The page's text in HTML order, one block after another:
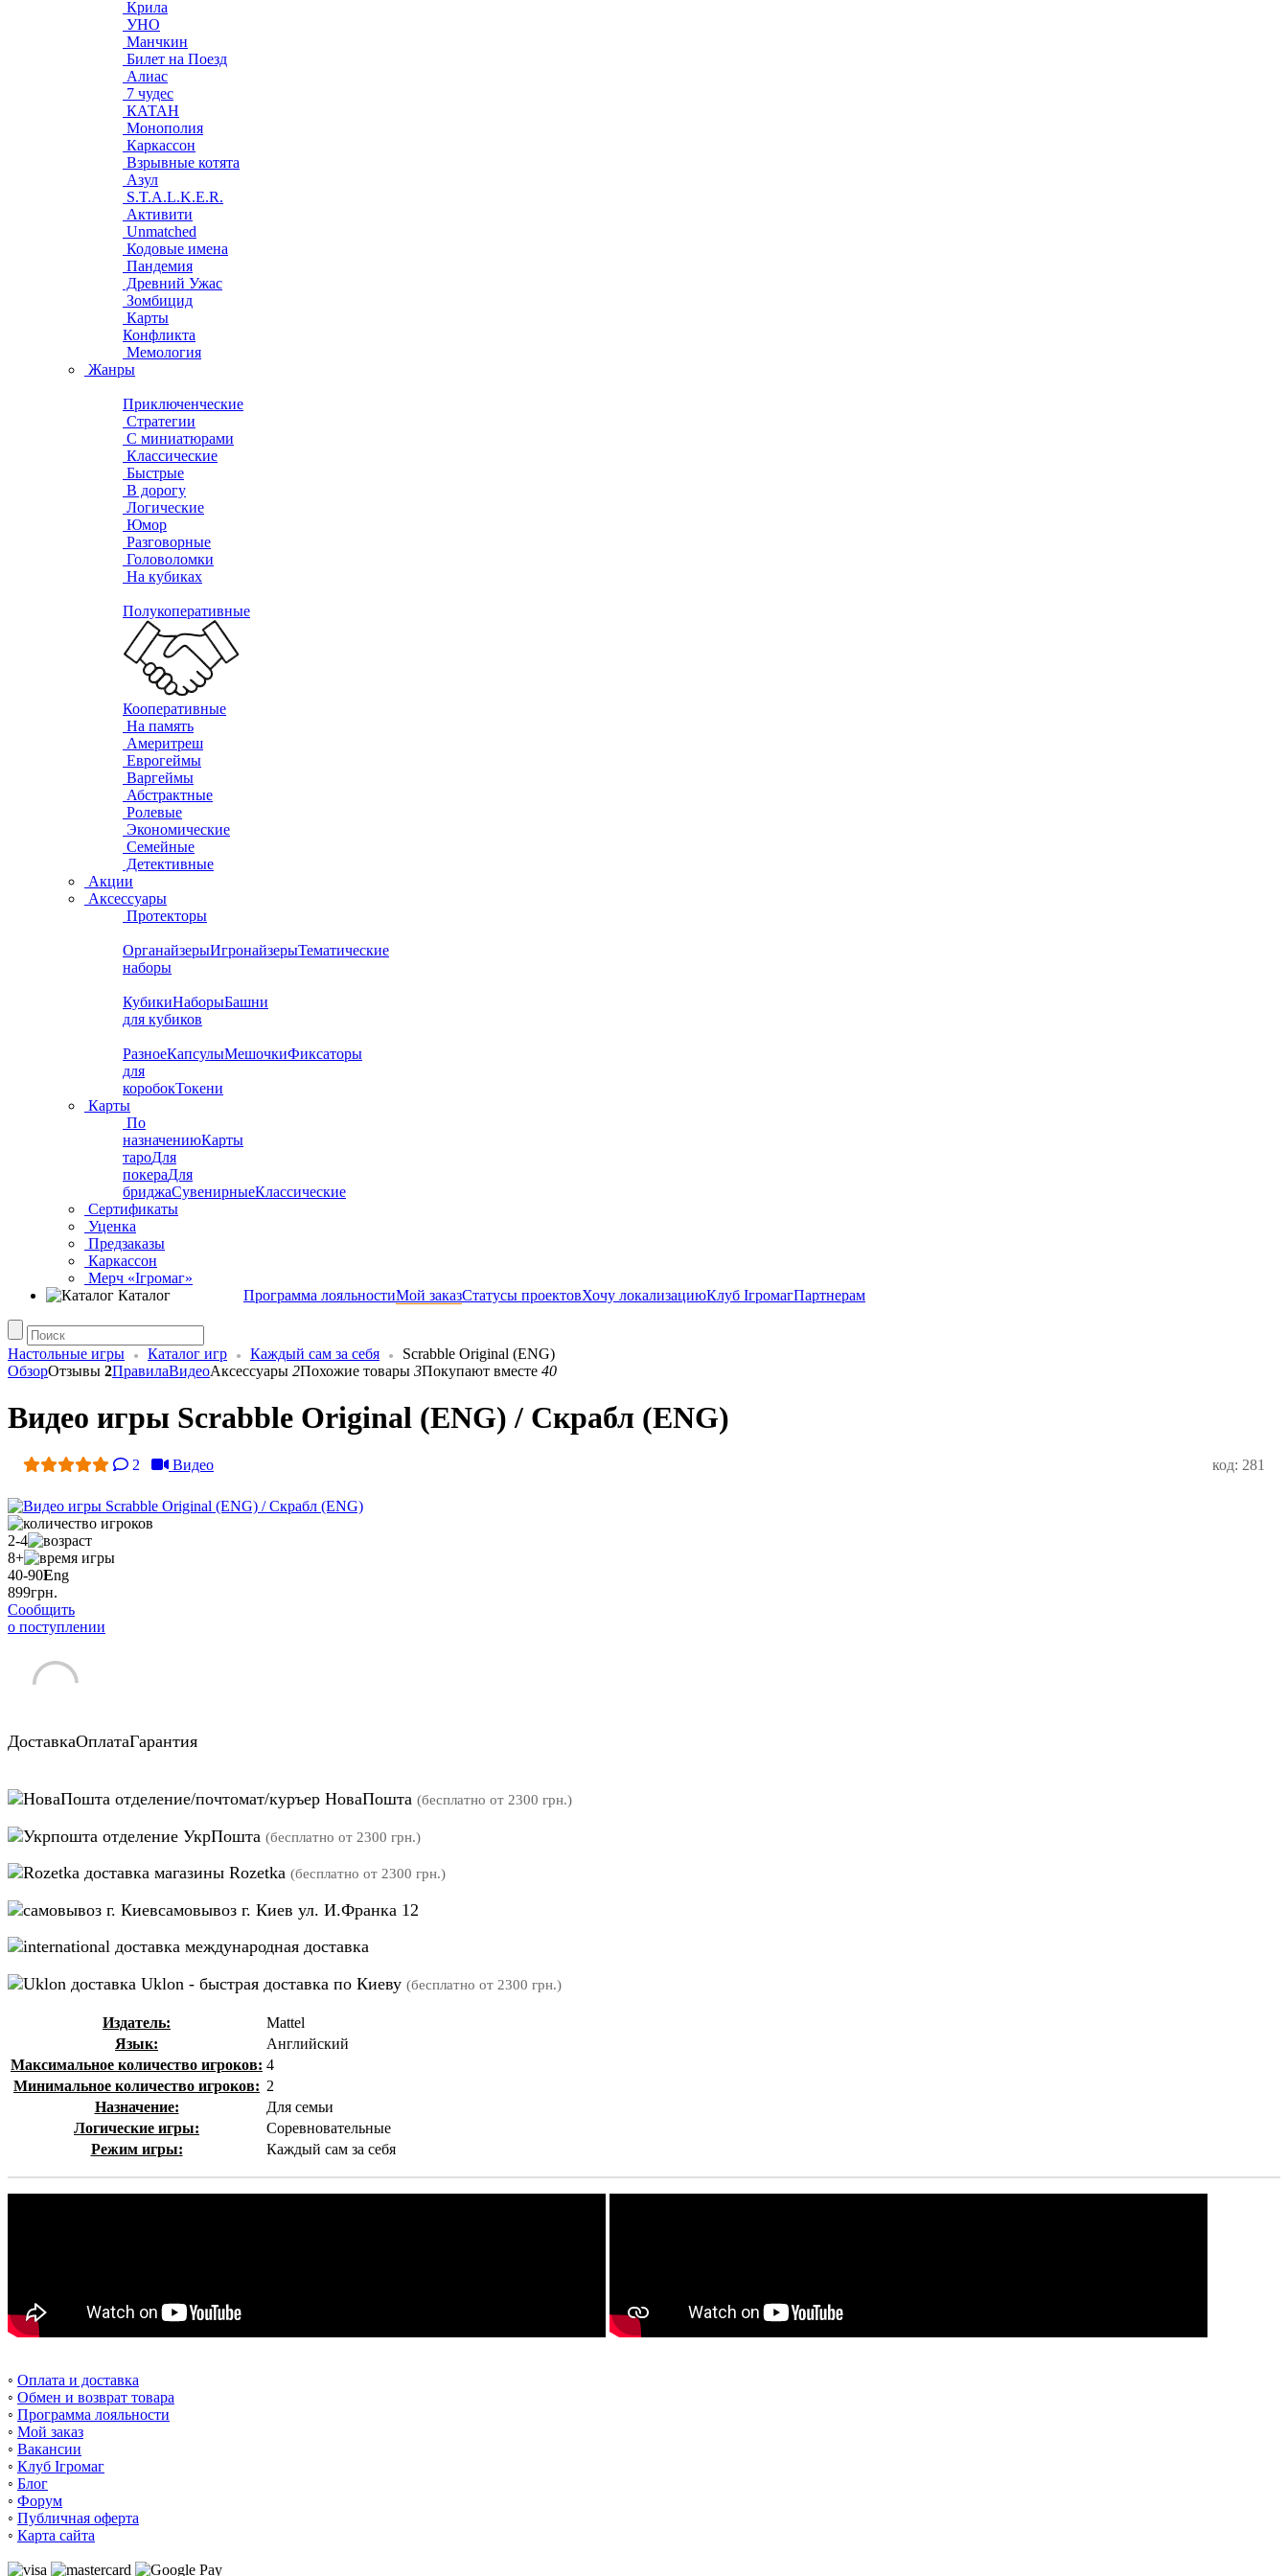
Крила
УНО
Манчкин
Билет на Поезд
Алиас
7 чудес
КАТАН
Монополия
Каркассон
Взрывные котята
Азул
S.T.A.L.K.E.R.
Активити
Unmatched
Кодовые имена
Пандемия
Древний Ужас
Зомбицид
Карты
Конфликта
Мемология
Жанры
Приключенческие
Стратегии
С миниатюрами
Классические
Быстрые
В дорогу
Логические
Юмор
Разговорные
Головоломки
На кубиках
Полукоперативные
Кооперативные
На память
Америтреш
Еврогеймы
Варгеймы
Абстрактные
Ролевые
Экономические
Семейные
Детективные
Акции
Аксессуары
Протекторы
ОрганайзерыИгронайзерыТематические
наборы
КубикиНаборыБашни
для кубиков
РазноеКапсулыМешочкиФиксаторы
для
коробокТокени
Карты
По
назначениюКарты
тароДля
покераДля
бриджаСувенирныеКлассические
Сертификаты
Уценка
Предзаказы
Каркассон
Мерч «Ігромаг»
Каталог
Программа лояльностиМой заказСтатусы проектовХочу локализациюКлуб ІгромагПартнерам
Настольные игры Каталог игр Каждый сам за себя
Scrabble Original (ENG)
ОбзорОтзывы 2ПравилаВидеоАксессуары 2Похожие товары 3Покупают вместе 40
Видео игры Scrabble Original (ENG) / Скрабл (ENG)
2 Видео код: 281
2-4
8+
40-90Eng
899грн.
Сообщить
о поступлении
ДоставкаОплатаГарантия
отделение/почтомат/куръер НоваПошта (бесплатно от 2300 грн.)
отделение УкрПошта (бесплатно от 2300 грн.)
магазины Rozetka (бесплатно от 2300 грн.)
самовывоз г. Киев ул. И.Франка 12
международная доставка
Uklon - быстрая доставка по Киеву (бесплатно от 2300 грн.)
Издатель:
Mattel
Язык:
Английский
Максимальное количество игроков: 4
Минимальное количество игроков: 2
Назначение:
Для семьи
Логические игры:
Соревновательные
Режим игры:
Каждый сам за себя
◦ Оплата и доставка
◦ Обмен и возврат товара
◦ Программа лояльности
◦ Мой заказ
◦ Вакансии
◦ Клуб Ігромаг
◦ Блог
◦ Форум
◦ Публичная оферта
◦ Карта сайта